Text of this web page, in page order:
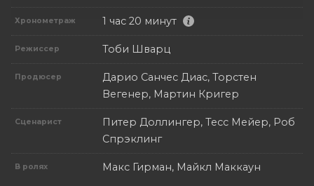
Хронометраж 1 час 20 минут
Режиссер Тоби Шварц
Продюсер
Дарио Санчес Диас, Торстен
Вегенер, Мартин Кригер
Сценарист
Питер Доллингер, Тесс Мейер, Роб
Спрэклинг
В ролях Макс Гирман, Майкл Маккаун